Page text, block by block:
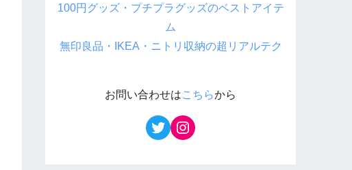
100円グッズ・プチプラグッズのベストアイテ
ム
無印良品・IKEA・ニトリ収納の超リアルテク
お問い合わせはこちらから